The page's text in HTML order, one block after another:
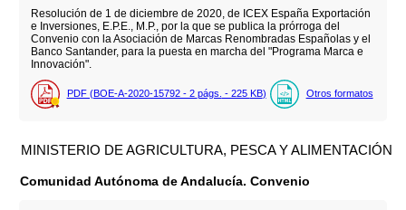
Resolución de 1 de diciembre de 2020, de ICEX España Exportación
e Inversiones, E.P.E., M.P., por la que se publica la prórroga del
Convenio con la Asociación de Marcas Renombradas Españolas y el
Banco Santander, para la puesta en marcha del "Programa Marca e
Innovación".
PDF (BOE-A-2020-15792 - 2 págs. - 225 KB) Otros formatos
MINISTERIO DE AGRICULTURA, PESCA Y ALIMENTACIÓN
Comunidad Autónoma de Andalucía. Convenio